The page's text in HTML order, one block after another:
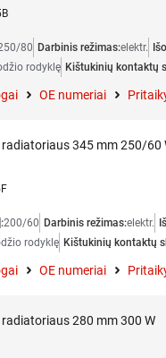
80 Darbinis režimas:elektr.
rodyklę Kištukinių kontaktų
OE numeriai
345 mm 250/60
200/60 Darbinis režimas:elektr.
rodyklę Kištukinių kontaktų
OE numeriai
280 mm 300 W